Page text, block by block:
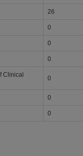
26
0
0
0
Clinical
0
0
0